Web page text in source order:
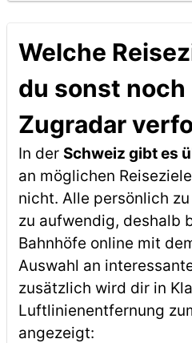
Welche
du sonst noch
Zugradar
In der Schweiz gibt es
an möglichen
nicht. Alle persönlich
zu aufwendig, deshalb
Bahnhöfe online mit
Auswahl an
zusätzlich wird dir in
Luftlinienentfernung
angezeigt: